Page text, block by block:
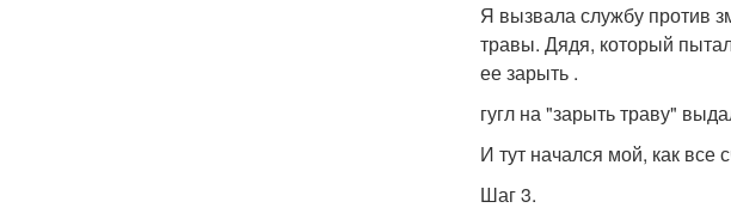
Я вызвала службу против
травы. Дядя, который
ее зарыть .
гугл на "зарыть траву"
И тут начался мой, как все
Шаг 3.